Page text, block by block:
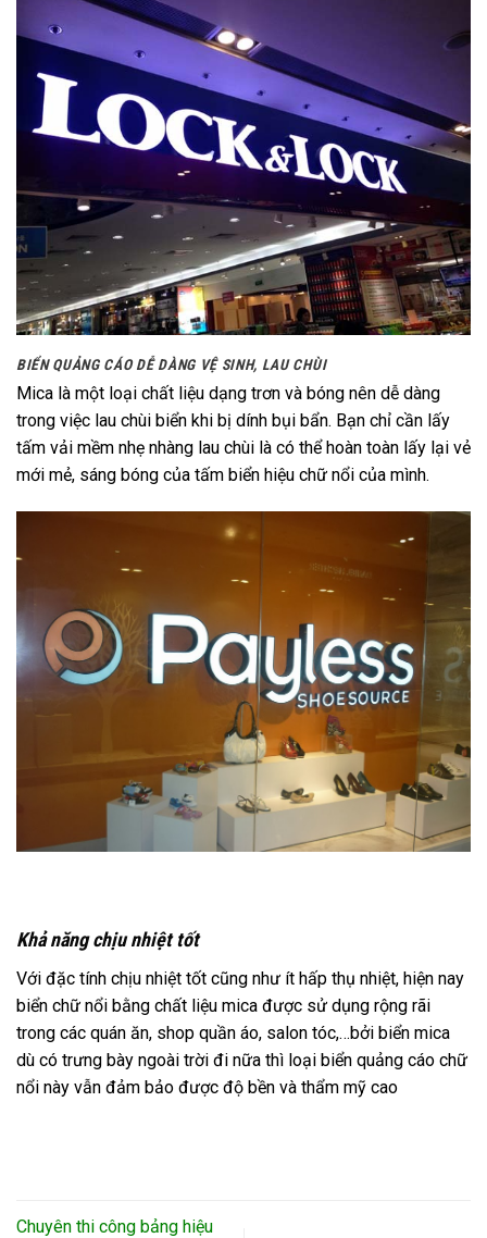
BIỂN QUẢNG CÁO DỄ DÀNG VỆ SINH, LAU CHÙI
Mica là một loại chất liệu dạng trơn và bóng nên dễ dàng
trong việc lau chùi biển khi bị dính bụi bẩn. Bạn chỉ cần lấy
tấm vải mềm nhẹ nhàng lau chùi là có thể hoàn toàn lấy lại vẻ
mới mẻ, sáng bóng của tấm biển hiệu chữ nổi của mình.
Khả năng chịu nhiệt tốt
Với đặc tính chịu nhiệt tốt cũng như ít hấp thụ nhiệt, hiện nay
biển chữ nổi bằng chất liệu mica được sử dụng rộng rãi
trong các quán ăn, shop quần áo, salon tóc,…bởi biển mica
dù có trưng bày ngoài trời đi nữa thì loại biển quảng cáo chữ
nổi này vẫn đảm bảo được độ bền và thẩm mỹ cao
Chuyên thi công bảng hiệu